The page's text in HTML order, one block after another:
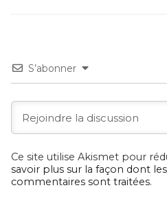
S’abonner
Ce site utilise Akismet pour
savoir plus sur la façon dont
commentaires sont traitées.